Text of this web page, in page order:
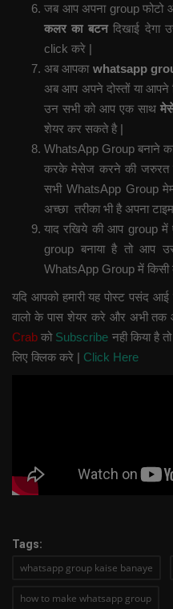
जब आप अपना group फोटो
कलर का बटनदिखाई देगा
click करे |
अब आपका whatsapp
अब आप अपने दोस्तों या आपने
उन सभी को आप एक साथ
शेयर कर सकते है |
WhatsApp Group बनाने
करके मेसेज करने की जरुरत
सभी WhatsApp Group
अच्छा तरीका भी है अपना
याद रखिये की आप group
group बनाया है तो आप
WhatsApp Group में किसी
यदि आपको हमारी यह पोस्ट पसंद आई
वालो के पास शेयर करे और अभी तक
Crabको Subscribe नही किया है
लिए क्लिक करे | Click Here
Tags:
whatsapp group kaise banaye
how to make whatsapp group